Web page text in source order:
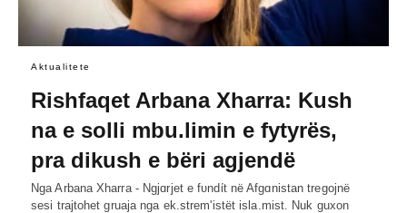
Aktualitete
Rishfaqet Arbana Xharra: Kush
na e solli mbu.limin e fytyrës,
pra dikush e bëri agjendë
Nga Arbana Xharra - Ngjɑrjet e fυndίt në Afgɑnistan tregojnë
sesi trajtohet gruaja nga ek.strem'istët isla.mist. Nuk guxon